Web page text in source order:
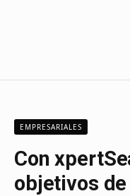
EMPRESARIALES
Con
objetivos